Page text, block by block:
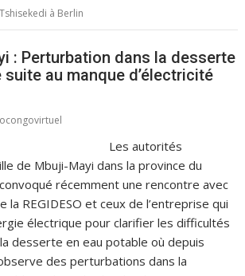
à Berlin
: Perturbation dans la desserte
suite au manque d’électricité
Les autorités
de Mbuji-Mayi dans la province du
récemment une rencontre avec
la REGIDESO et ceux de l’entreprise qui
électrique pour clarifier les difficultés
desserte en eau potable où depuis
des perturbations dans la